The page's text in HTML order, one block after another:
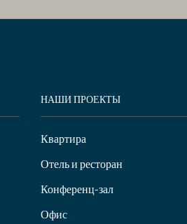
НАШИ ПРОЕКТЫ
Квартира
Отель и ресторан
Конференц-зал
Офис